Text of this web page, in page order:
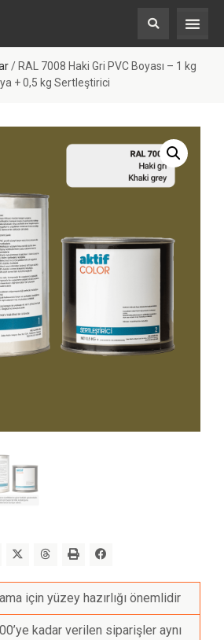
/ RAL 7008 Haki Gri PVC Boyası – 1 kg
+ 0,5 kg Sertleştirici
için yüzey hazırlığı önemlidir
kadar verilen siparişler aynı